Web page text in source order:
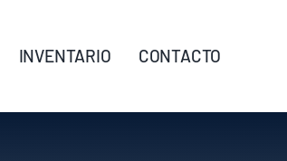
INVENTARIO CONTACTO